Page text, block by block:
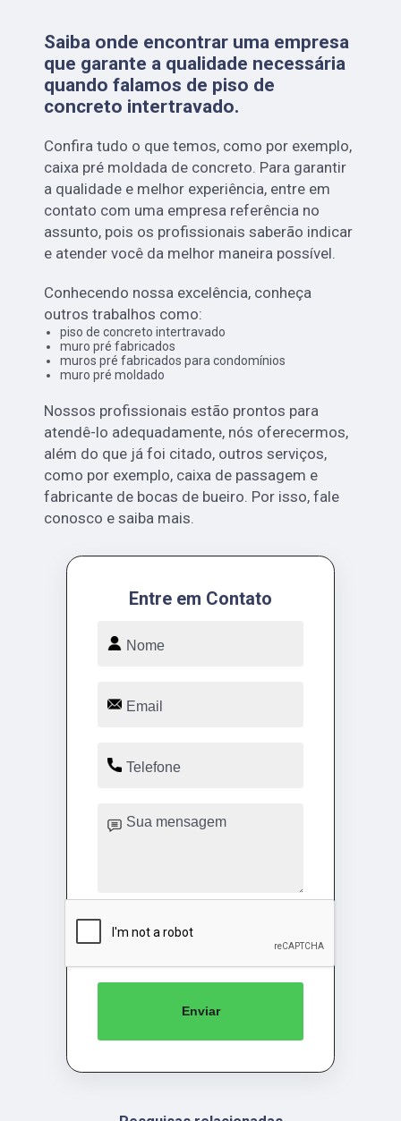
Saiba onde encontrar uma empresa
que garante a qualidade necessária
quando falamos de piso de
concreto intertravado.
Confira tudo o que temos, como por exemplo,
caixa pré moldada de concreto. Para garantir
a qualidade e melhor experiência, entre em
contato com uma empresa referência no
assunto, pois os profissionais saberão indicar
e atender você da melhor maneira possível.
Conhecendo nossa excelência, conheça
outros trabalhos como:
piso de concreto intertravado
muro pré fabricados
muros pré fabricados para condomínios
muro pré moldado
Nossos profissionais estão prontos para
atendê-lo adequadamente, nós oferecermos,
além do que já foi citado, outros serviços,
como por exemplo, caixa de passagem e
fabricante de bocas de bueiro. Por isso, fale
conosco e saiba mais.
Entre em Contato
Enviar